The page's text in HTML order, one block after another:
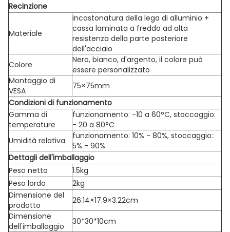
Recinzione
Materiale
incastonatura della lega di alluminio +
cassa laminata a freddo ad alta
resistenza della parte posteriore
dell'acciaio
Colore
Nero, bianco, d'argento, il colore può
essere personalizzato
Montaggio di
VESA
75×75mm
Condizioni di funzionamento
Gamma di
temperature
funzionamento: -10 a 60°C, stoccaggio:
- 20 a 80°C
Umidità relativa
funzionamento: 10% - 80%, stoccaggio:
5% - 90%
Dettagli dell'imballaggio
Peso netto
1.5kg
Peso lordo
2kg
Dimensione del
prodotto
26.14×17.9×3.22cm
Dimensione
dell'imballaggio
30*30*10cm